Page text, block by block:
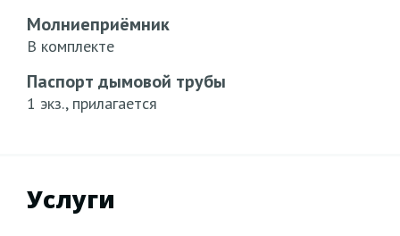
Молниеприёмник
В комплекте
Паспорт дымовой трубы
1 экз., прилагается
Услуги